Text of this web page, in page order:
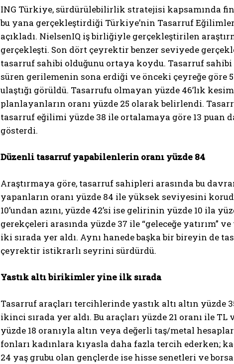
ING Türkiye, sürdürülebilirlik stratejisi kapsamında
bu yana gerçekleştirdiği Türkiye’nin Tasarruf
açıkladı. NielsenIQ iş birliğiyle gerçekleştirilen
gerçekleşti. Son dört çeyrektir benzer seviyede
tasarruf sahibi olduğunu ortaya koydu. Tasarruf
süren gerilemenin sona erdiği ve önceki çeyreğe göre
ulaştığı görüldü. Tasarrufu olmayan yüzde 46’lık
planlayanların oranı yüzde 25 olarak belirlendi.
tasarruf eğilimi yüzde 38 ile ortalamaya göre 13 puan
gösterdi.
Düzenli tasarruf yapabilenlerin oranı yüzde 84
Araştırmaya göre, tasarruf sahipleri arasında bu
yapanların oranı yüzde 84 ile yüksek seviyesini
10’undan azını, yüzde 42’si ise gelirinin yüzde 10 ila
gerekçeleri arasında yüzde 37 ile “geleceğe yatırım”
iki sırada yer aldı. Aynı hanede başka bir bireyin de
çeyrektir istikrarlı seyrini sürdürdü.
Yastık altı birikimler yine ilk sırada
Tasarruf araçları tercihlerinde yastık altı altın yüzde
ikinci sırada yer aldı. Bu araçları yüzde 21 oranı ile
yüzde 18 oranıyla altın veya değerli taş/metal
fonları kadınlara kıyasla daha fazla tercih ederken;
24 yaş grubu olan gençlerde ise hisse senetleri ve